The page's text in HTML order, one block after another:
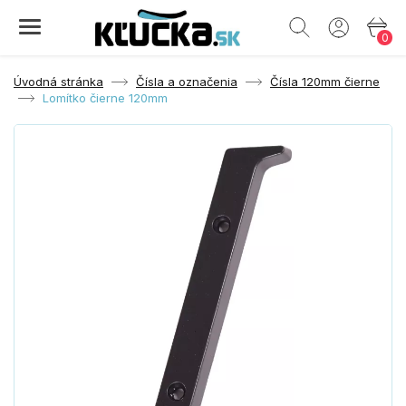
0
Úvodná stránka Čísla a označenia
Čísla 120mm čierne
Lomítko čierne 120mm